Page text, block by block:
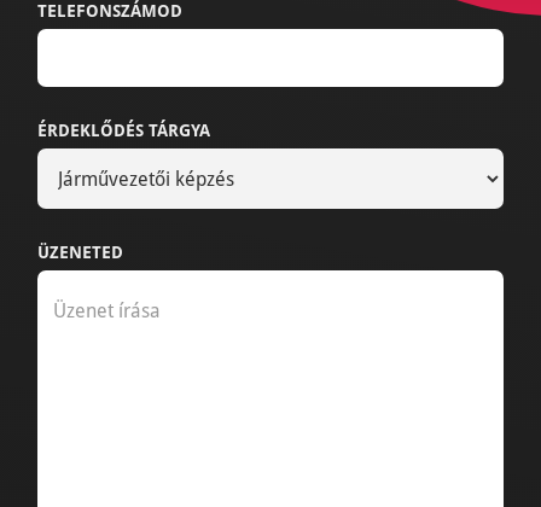
TELEFONSZÁMOD
ÉRDEKLŐDÉS TÁRGYA
ÜZENETED